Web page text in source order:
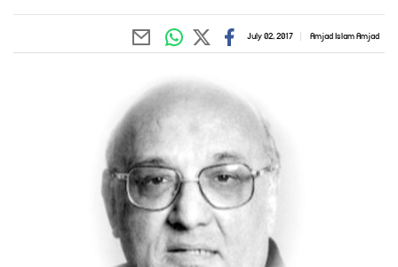
Amjad Islam Amjad
July 02, 2017